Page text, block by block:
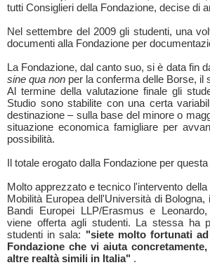
tutti Consiglieri della Fondazione, decise di
Nel settembre del 2009 gli studenti, una
documenti alla Fondazione per
La Fondazione, dal canto suo, si è data fin
sine qua non per la conferma delle Borse, il
Al termine della valutazione finale gli
Studio sono stabilite con una certa
destinazione – sulla base del minore o
situazione economica famigliare per
possibilità.
Il totale erogato dalla Fondazione per
Molto apprezzato e tecnico l'intervento
Mobilità Europea dell'Università di
Bandi Europei LLP/Erasmus e
viene offerta agli studenti. La stessa ha
studenti in sala: "siete molto fortunati
Fondazione che vi aiuta
altre realtà simili in Italia" .